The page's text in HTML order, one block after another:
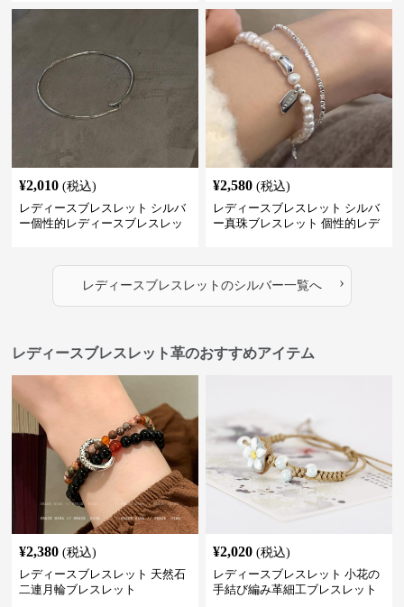
¥2,010 (税込)
レディースブレスレット シルバ
ー個性的レディースブレスレッ
¥2,580 (税込)
レディースブレスレット シルバ
ー真珠ブレスレット 個性的レデ
レディースブレスレット のシルバー一覧へ ›
レディースブレスレット革のおすすめアイテム
¥2,380 (税込)
レディースブレスレット 天然石
二連月輪ブレスレット
¥2,020 (税込)
レディースブレスレット 小花の
手結び編み革細工ブレスレット